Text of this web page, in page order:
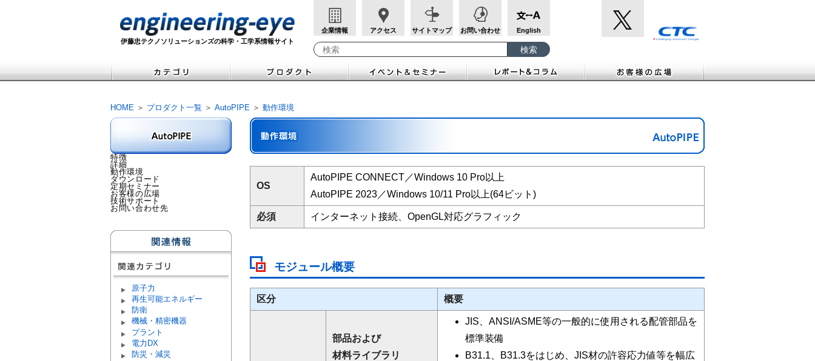
伊藤忠テクノソリューションズの科学・工学系情報サイト
企業情報 アクセス サイトマップ お問い合わせ English
検索キーワード入力 検索
HOME ＞ プロダクト一覧 ＞ AutoPIPE ＞ 動作環境
特徴
詳細
動作環境
ダウンロード
定期セミナー
お客様の広場
技術サポート
お問い合わせ先
原子力
再生可能エネルギー
防衛
機械・精密機器
プラント
電力DX
防災・減災
OS
AutoPIPE CONNECT／Windows 10 Pro以上
AutoPIPE 2023／Windows 10/11 Pro以上(64ビット)
必須 インターネット接続、OpenGL対応グラフィック
モジュール概要
区分 概要
部品および
材料ライブラリ
JIS、ANSI/ASME等の一般的に使用される配管部品を
標準装備
B31.1、B31.3をはじめ、JIS材の許容応力値等を幅広